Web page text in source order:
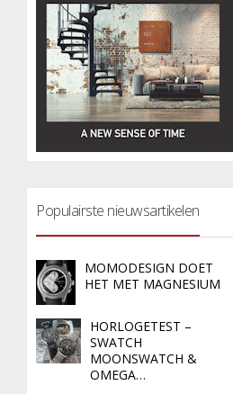
Populairste nieuwsartikelen
MOMODESIGN DOET
HET MET MAGNESIUM
HORLOGETEST –
SWATCH
MOONSWATCH &
OMEGA…